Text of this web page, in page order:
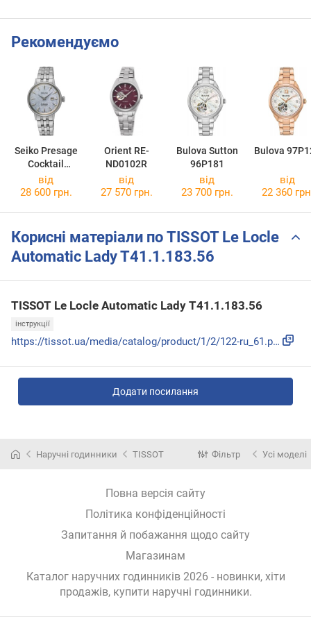
Рекомендуємо
Seiko Presage
Cocktail
SRE007J1
Orient RE-
ND0102R
Bulova Sutton
96P181
Bulova
від
28 600 грн.
від
27 570 грн.
від
23 700 грн.
від
22 360
Корисні матеріали по TISSOT Le Locle
Automatic Lady T41.1.183.56
TISSOT Le Locle Automatic Lady T41.1.183.56
інструкції
https://tissot.ua/media/catalog/product/1/2/122-ru_61.pdf
Додати посилання
Наручні годинники TISSOT Фільтр Усі моделі
Повна версія сайту
Політика конфіденційності
Запитання й побажання щодо сайту
Магазинам
Каталог наручних годинників 2026 - новинки, хіти
продажів, купити наручні годинники.